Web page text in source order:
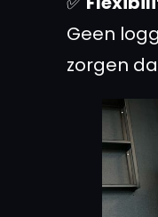
Geen
zorgen